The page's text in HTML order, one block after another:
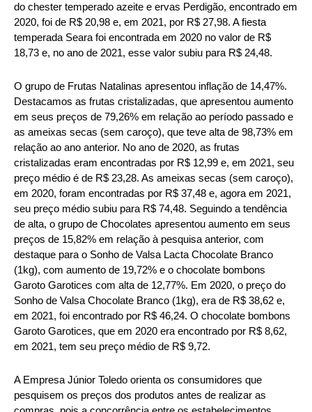
do chester temperado azeite e ervas Perdigão, encontrado em
2020, foi de R$ 20,98 e, em 2021, por R$ 27,98. A fiesta
temperada Seara foi encontrada em 2020 no valor de R$
18,73 e, no ano de 2021, esse valor subiu para R$ 24,48.
O grupo de Frutas Natalinas apresentou inflação de 14,47%.
Destacamos as frutas cristalizadas, que apresentou aumento
em seus preços de 79,26% em relação ao período passado e
as ameixas secas (sem caroço), que teve alta de 98,73% em
relação ao ano anterior. No ano de 2020, as frutas
cristalizadas eram encontradas por R$ 12,99 e, em 2021, seu
preço médio é de R$ 23,28. As ameixas secas (sem caroço),
em 2020, foram encontradas por R$ 37,48 e, agora em 2021,
seu preço médio subiu para R$ 74,48. Seguindo a tendência
de alta, o grupo de Chocolates apresentou aumento em seus
preços de 15,82% em relação à pesquisa anterior, com
destaque para o Sonho de Valsa Lacta Chocolate Branco
(1kg), com aumento de 19,72% e o chocolate bombons
Garoto Garotices com alta de 12,77%. Em 2020, o preço do
Sonho de Valsa Chocolate Branco (1kg), era de R$ 38,62 e,
em 2021, foi encontrado por R$ 46,24. O chocolate bombons
Garoto Garotices, que em 2020 era encontrado por R$ 8,62,
em 2021, tem seu preço médio de R$ 9,72.
A Empresa Júnior Toledo orienta os consumidores que
pesquisem os preços dos produtos antes de realizar as